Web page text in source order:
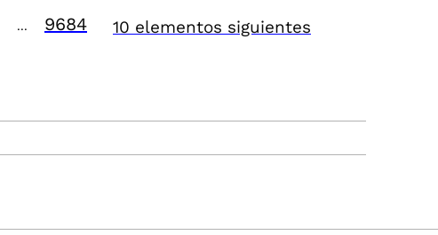
9684 10 elementos siguientes